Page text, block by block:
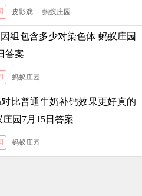
皮影戏 蚂蚁庄园
组包含多少对染色体 蚂蚁庄园
答案
蚂蚁庄园
比普通牛奶补钙效果更好真的
庄园7月15日答案
蚂蚁庄园